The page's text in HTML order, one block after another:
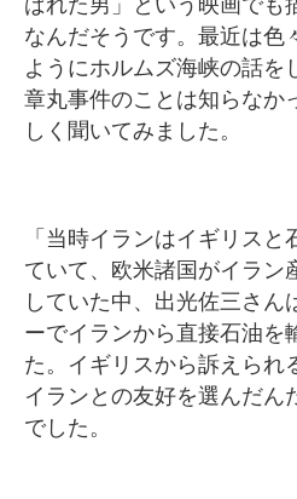
なんだそうです。最近は色
ようにホルムズ海峡の話を
章丸事件のことは知らなか
しく聞いてみました。
「当時イランはイギリス
ていて、欧米諸国がイラン
していた中、出光佐三さん
ーでイランから直接石油を
た。イギリスから訴えられ
イランとの友好を選んだん
でした。